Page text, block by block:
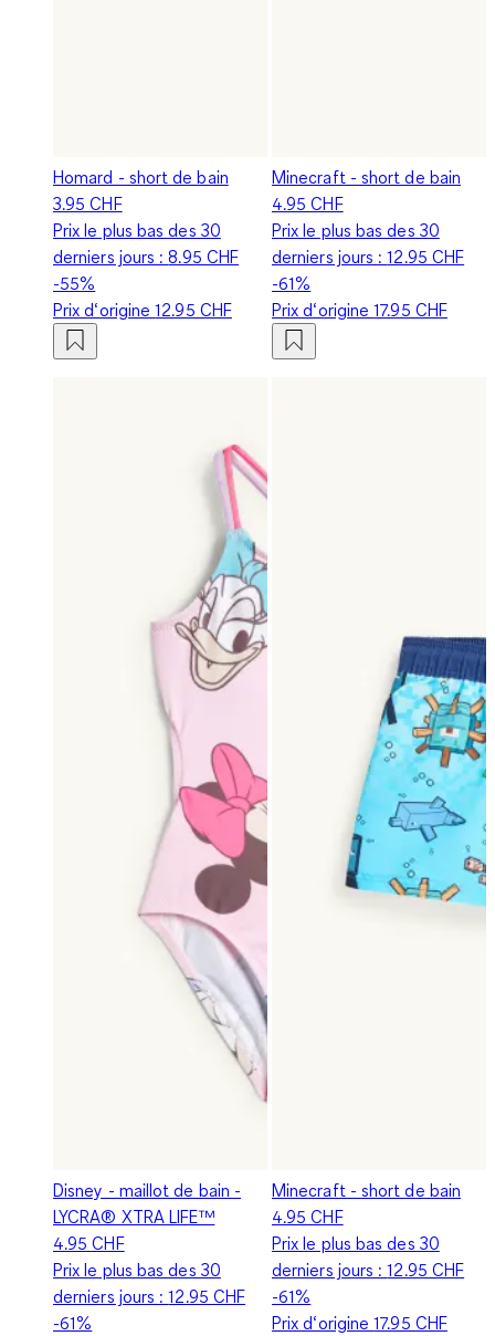
Homard - short de bain
3.95 CHF
Prix le plus bas des 30
derniers jours :8.95 CHF
-55%
Prix d‘origine12.95 CHF
Minecraft - short de bain
4.95 CHF
Prix le plus bas des 30
derniers jours :12.95 CHF
-61%
Prix d‘origine17.95 CHF
Disney - maillot de bain -
LYCRA® XTRA LIFE™
4.95 CHF
Prix le plus bas des 30
derniers jours :12.95 CHF
-61%
Minecraft - short de bain
4.95 CHF
Prix le plus bas des 30
derniers jours :12.95 CHF
-61%
Prix d‘origine17.95 CHF